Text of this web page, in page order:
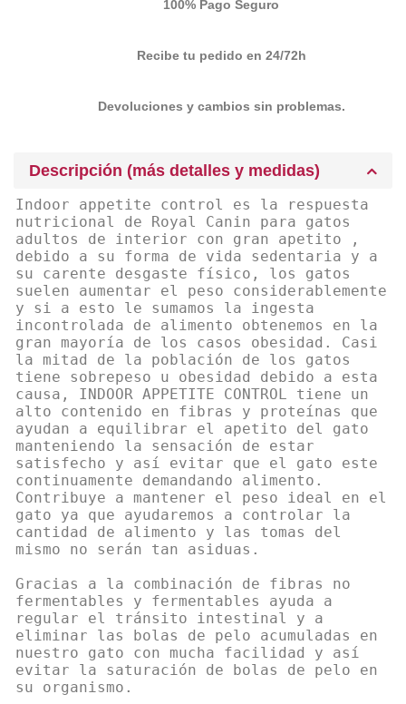
100% Pago Seguro
Recibe tu pedido en 24/72h
Devoluciones y cambios sin problemas.
Descripción (más detalles y medidas)
Indoor appetite control es la respuesta
nutricional de Royal Canin para gatos
adultos de interior con gran apetito ,
debido a su forma de vida sedentaria y a
su carente desgaste físico, los gatos
suelen aumentar el peso considerablemente
y si a esto le sumamos la ingesta
incontrolada de alimento obtenemos en la
gran mayoría de los casos obesidad. Casi
la mitad de la población de los gatos
tiene sobrepeso u obesidad debido a esta
causa, INDOOR APPETITE CONTROL tiene un
alto contenido en fibras y proteínas que
ayudan a equilibrar el apetito del gato
manteniendo la sensación de estar
satisfecho y así evitar que el gato este
continuamente demandando alimento.
Contribuye a mantener el peso ideal en el
gato ya que ayudaremos a controlar la
cantidad de alimento y las tomas del
mismo no serán tan asiduas.
Gracias a la combinación de fibras no
fermentables y fermentables ayuda a
regular el tránsito intestinal y a
eliminar las bolas de pelo acumuladas en
nuestro gato con mucha facilidad y así
evitar la saturación de bolas de pelo en
su organismo.